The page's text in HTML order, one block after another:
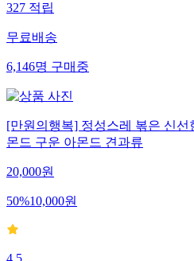
327 적립
무료배송
6,146명 구매중
[만원의행복] 정성스레 볶은 신선
몬드 구운 아몬드 견과류
20,000원
50%10,000원
4.5